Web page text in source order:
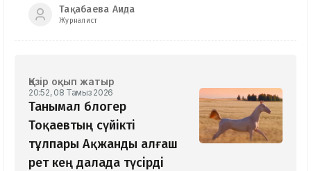
Тақабаева Аида
Журналист
Қазір оқып жатыр
20:52, 08 Тамыз 2026
Танымал блогер
Тоқаевтың сүйікті
тұлпары Ақжанды алғаш
рет кең далада түсірді